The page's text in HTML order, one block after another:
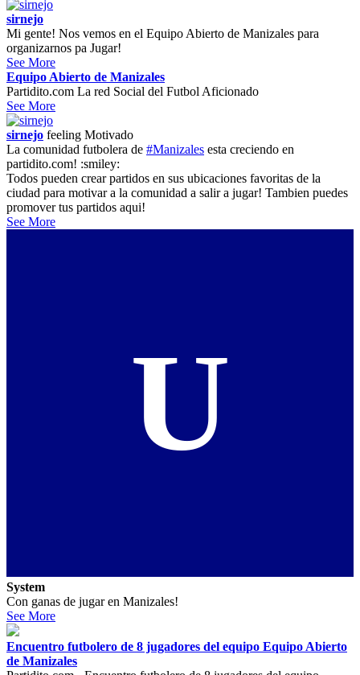
sirnejo
Mi gente! Nos vemos en el Equipo Abierto de Manizales para
organizarnos pa Jugar!
See More
Equipo Abierto de Manizales
Partidito.com La red Social del Futbol Aficionado
See More
sirnejo feeling Motivado
La comunidad futbolera de #Manizales esta creciendo en
partidito.com! :smiley:
Todos pueden crear partidos en sus ubicaciones favoritas de la
ciudad para motivar a la comunidad a salir a jugar! Tambien puedes
promover tus partidos aqui!
See More
U
System
Con ganas de jugar en Manizales!
See More
Encuentro futbolero de 8 jugadores del equipo Equipo Abierto
de Manizales